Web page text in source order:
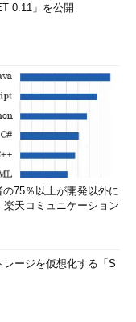
0.11」を公開
の75％以上が開発以外に
楽天コミュニケーション
レージを仮想化する「S